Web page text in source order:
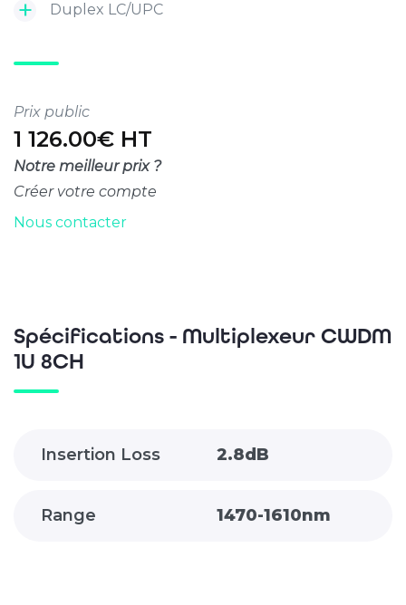
Duplex LC/UPC
Prix public
1 126.00€ HT
Notre meilleur prix ?
Créer votre compte
Nous contacter
Spécifications - Multiplexeur CWDM
1U 8CH
Insertion Loss 2.8dB
Range 1470-1610nm